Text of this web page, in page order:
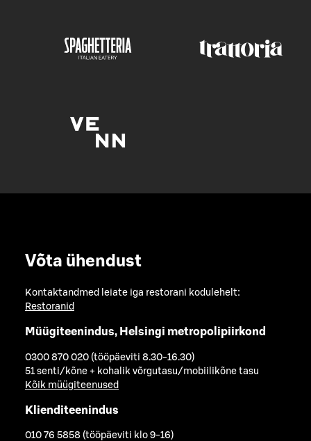
Võta ühendust
Kontaktandmed leiate iga restorani kodulehelt:
Restoranid
Müügiteenindus, Helsingi metropolipiirkond
0300 870 020 (tööpäeviti 8.30-16.30)
51 senti/kõne + kohalik võrgutasu/mobiilikõne tasu
Kõik müügiteenused
Klienditeenindus
010 76 5858 (tööpäeviti klo 9-16)